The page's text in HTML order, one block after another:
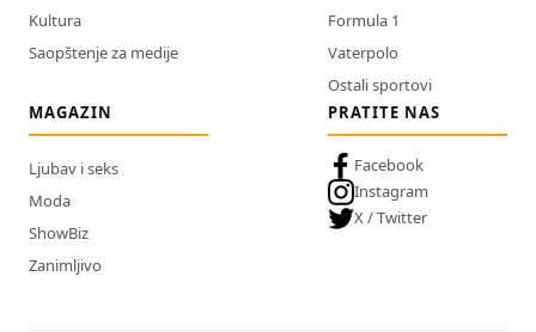
Kultura
Saopštenje za medije
Formula 1
Vaterpolo
Ostali sportovi
MAGAZIN
Ljubav i seks
Moda
ShowBiz
Zanimljivo
PRATITE NAS
Facebook
Instagram
X / Twitter